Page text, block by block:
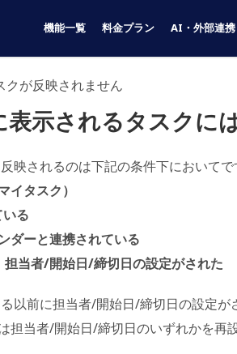
機能一覧 料金プラン AI・外部連携
クが反映されません
示されるタスクに
映されるのは下記の条件下においてで
イタスク）
る
ダーと連携されている
当者/開始日/締切日の設定がされた
以前に担当者/開始日/締切日の設定が
当者/開始日/締切日のいずれかを再